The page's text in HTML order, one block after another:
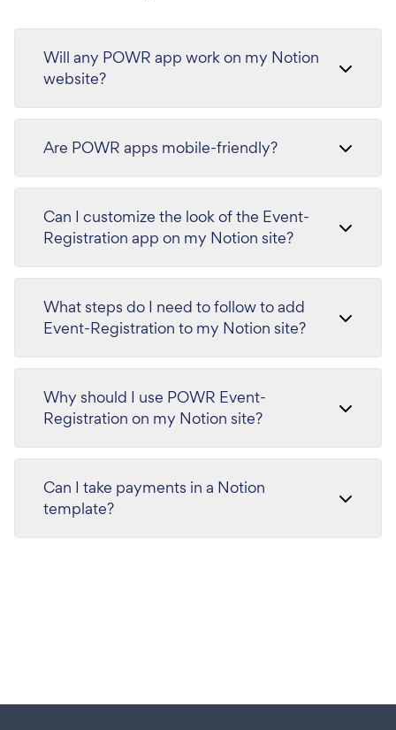
Will any POWR app work on my Notion
website?
Are POWR apps mobile-friendly?
Can I customize the look of the Event-
Registration app on my Notion site?
What steps do I need to follow to add
Event-Registration to my Notion site?
Why should I use POWR Event-
Registration on my Notion site?
Can I take payments in a Notion
template?